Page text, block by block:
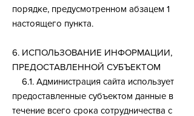
порядке, предусмотренном абзацем 1
настоящего пункта.
6. ИСПОЛЬЗОВАНИЕ ИНФОРМАЦИИ,
ПРЕДОСТАВЛЕННОЙ СУБЪЕКТОМ
6.1. Администрация сайта использует
предоставленные субъектом данные в
течение всего срока сотрудничества с